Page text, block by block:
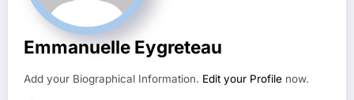
Emmanuelle Eygreteau
Add your Biographical Information. Edit your Profile now.